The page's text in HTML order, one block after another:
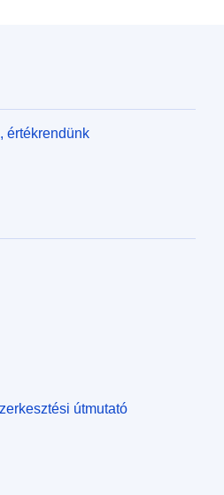
értékrendünk
útmutató